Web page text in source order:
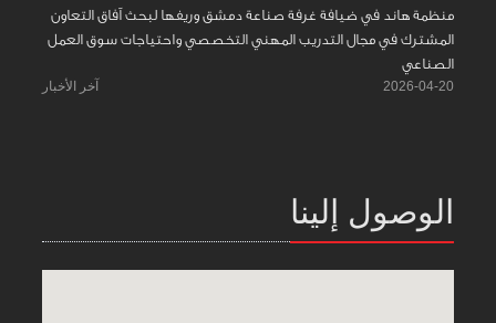
منظمة هاند في ضيافة غرفة صناعة دمشق وريفها لبحث آفاق التعاون
المشترك في مجال التدريب المهني التخصصي واحتياجات سوق العمل
الصناعي
2026-04-20 آخر الأخبار
الوصول إلينا